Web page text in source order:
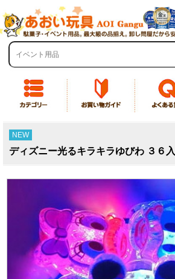
NEW
ディズニー光るキラキラゆびわ ３６入